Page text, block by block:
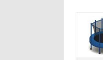
Inhalt
springen